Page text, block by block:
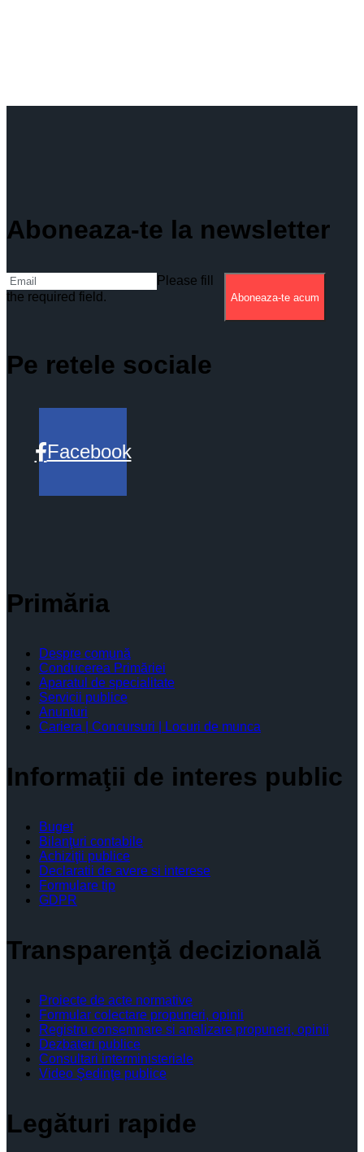
Aboneaza-te la newsletter
Please fill
the required field.
Aboneaza-te acum
Pe retele sociale
Facebook
Primăria
Despre comună
Conducerea Primăriei
Aparatul de specialitate
Servicii publice
Anunturi
Cariera | Concursuri | Locuri de munca
Informaţii de interes public
Buget
Bilanţuri contabile
Achiziţii publice
Declaratii de avere si interese
Formulare tip
GDPR
Transparenţă decizională
Proiecte de acte normative
Formular colectare propuneri, opinii
Registru consemnare si analizare propuneri, opinii
Dezbateri publice
Consultari interministeriale
Video Şedinţe publice
Legături rapide